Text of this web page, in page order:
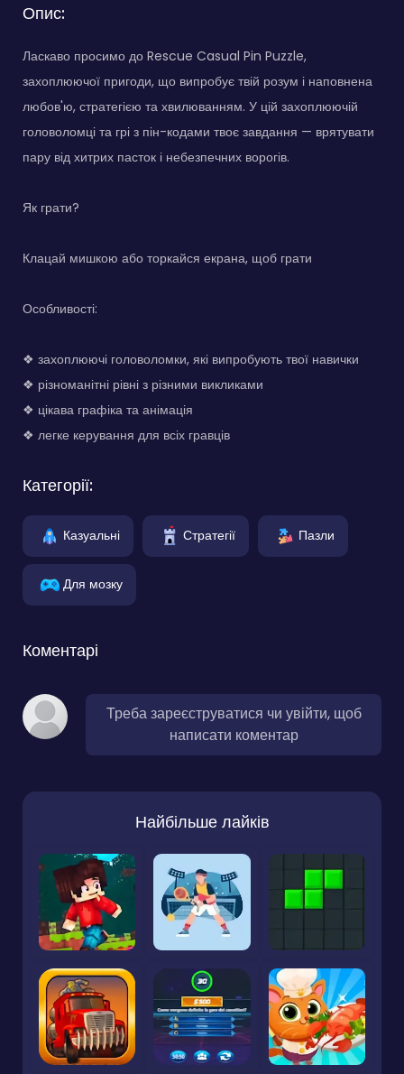
Опис:
Ласкаво просимо до Rescue Casual Pin Puzzle,
захоплюючої пригоди, що випробує твій розум і наповнена
любов'ю, стратегією та хвилюванням. У цій захоплюючій
головоломці та грі з пін-кодами твоє завдання — врятувати
пару від хитрих пасток і небезпечних ворогів.
Як грати?
Клацай мишкою або торкайся екрана, щоб грати
Особливості:
❖ захоплюючі головоломки, які випробують твої навички
❖ різноманітні рівні з різними викликами
❖ цікава графіка та анімація
❖ легке керування для всіх гравців
Категорії:
Казуальні Стратегії Пазли
Для мозку
Коментарі
Треба зареєструватися чи увійти, щоб
написати коментар
Найбільше лайків